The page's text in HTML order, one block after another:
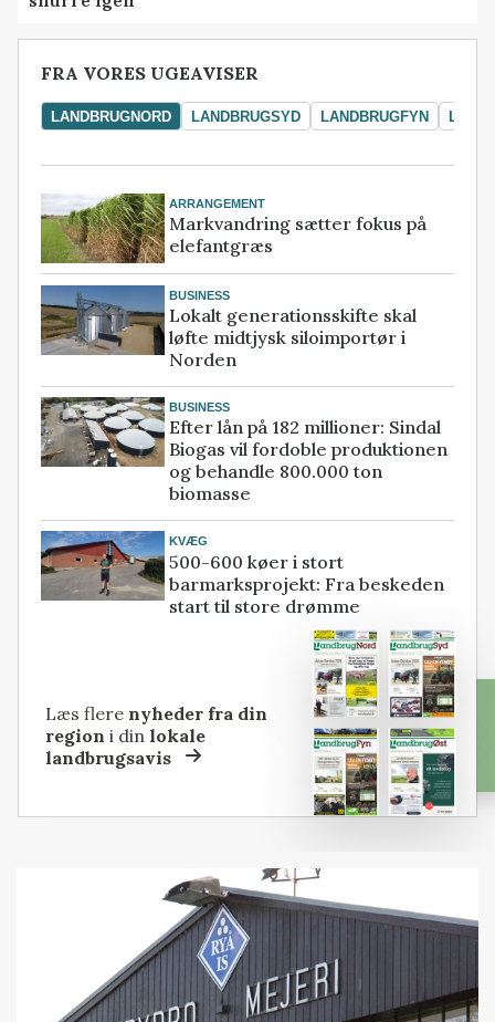
FRA VORES UGEAVISER
LANDBRUGNORD LANDBRUGSYD LANDBRUGFYN
ARRANGEMENT
Markvandring sætter fokus på
elefantgræs
BUSINESS
Lokalt generationsskifte skal
løfte midtjysk siloimportør i
Norden
BUSINESS
Efter lån på 182 millioner: Sindal
Biogas vil fordoble produktionen
og behandle 800.000 ton
biomasse
KVÆG
500-600 køer i stort
barmarksprojekt: Fra beskeden
start til store drømme
Læs flere nyheder fra din
region i dinlokale
landbrugsavis